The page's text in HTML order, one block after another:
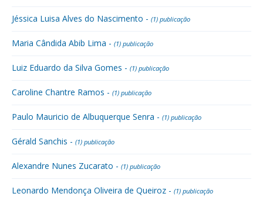
Jéssica Luisa Alves do Nascimento - (1) publicação
Maria Cândida Abib Lima - (1) publicação
Luiz Eduardo da Silva Gomes - (1) publicação
Caroline Chantre Ramos - (1) publicação
Paulo Mauricio de Albuquerque Senra - (1) publicação
Gérald Sanchis - (1) publicação
Alexandre Nunes Zucarato - (1) publicação
Leonardo Mendonça Oliveira de Queiroz - (1) publicação